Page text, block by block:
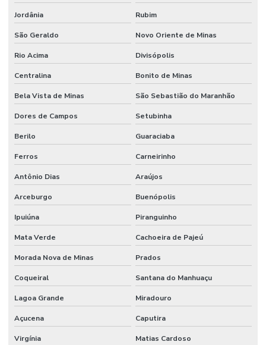
Jordânia Rubim
São Geraldo Novo Oriente de Minas
Rio Acima Divisópolis
Centralina Bonito de Minas
Bela Vista de Minas São Sebastião do Maranhão
Dores de Campos Setubinha
Berilo Guaraciaba
Ferros Carneirinho
Antônio Dias Araújos
Arceburgo Buenópolis
Ipuiúna Piranguinho
Mata Verde Cachoeira de Pajeú
Morada Nova de Minas Prados
Coqueiral Santana do Manhuaçu
Lagoa Grande Miradouro
Açucena Caputira
Virgínia Matias Cardoso